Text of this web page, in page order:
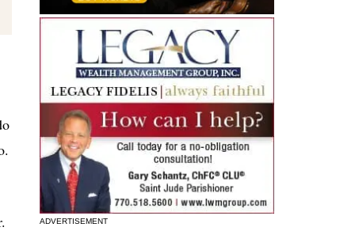
ADVERTISEMENT